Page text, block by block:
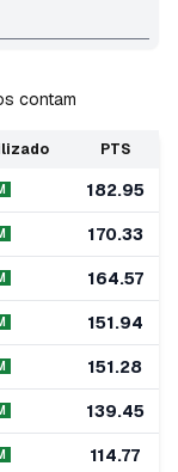
contam
PTS
182.95
170.33
164.57
151.94
151.28
139.45
114.77